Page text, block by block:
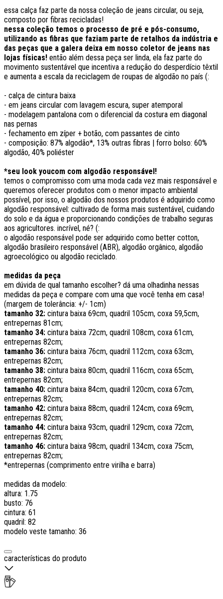
essa calça faz parte da nossa coleção de jeans circular, ou seja,
composto por fibras recicladas!
nessa coleção temos o processo de pré e pós-consumo,
utilizando as fibras que faziam parte de retalhos da indústria e
das peças que a galera deixa em nosso coletor de jeans nas
lojas físicas! então além dessa peça ser linda, ela faz parte do
movimento sustentável que incentiva a redução do desperdício têxtil
e aumenta a escala da reciclagem de roupas de algodão no país (:
- calça de cintura baixa
- em jeans circular com lavagem escura, super atemporal
- modelagem pantalona com o diferencial da costura em diagonal
nas pernas
- fechamento em zíper + botão, com passantes de cinto
- composição: 87% algodão*, 13% outras fibras | forro bolso: 60%
algodão, 40% poliéster
*seu look youcom com algodão responsável!
temos o compromisso com uma moda cada vez mais responsável e
queremos oferecer produtos com o menor impacto ambiental
possível, por isso, o algodão dos nossos produtos é adquirido como
algodão responsável: cultivado de forma mais sustentável, cuidando
do solo e da água e proporcionando condições de trabalho seguras
aos agricultores. incrível, né? (:
o algodão responsável pode ser adquirido como better cotton,
algodão brasileiro responsável (ABR), algodão orgânico, algodão
agroecológico ou algodão reciclado.
medidas da peça
em dúvida de qual tamanho escolher? dá uma olhadinha nessas
medidas da peça e compare com uma que você tenha em casa!
(margem de tolerância: +/- 1cm)
tamanho 32: cintura baixa 69cm, quadril 105cm, coxa 59,5cm,
entrepernas 81cm;
tamanho 34: cintura baixa 72cm, quadril 108cm, coxa 61cm,
entrepernas 82cm;
tamanho 36: cintura baixa 76cm, quadril 112cm, coxa 63cm,
entrepernas 82cm;
tamanho 38: cintura baixa 80cm, quadril 116cm, coxa 65cm,
entrepernas 82cm;
tamanho 40: cintura baixa 84cm, quadril 120cm, coxa 67cm,
entrepernas 82cm;
tamanho 42: cintura baixa 88cm, quadril 124cm, coxa 69cm,
entrepernas 82cm;
tamanho 44: cintura baixa 93cm, quadril 129cm, coxa 72cm,
entrepernas 82cm;
tamanho 46: cintura baixa 98cm, quadril 134cm, coxa 75cm,
entrepernas 82cm;
*entrepernas (comprimento entre virilha e barra)
medidas da modelo:
altura: 1.75
busto: 76
cintura: 61
quadril: 82
modelo veste tamanho: 36
características do produto